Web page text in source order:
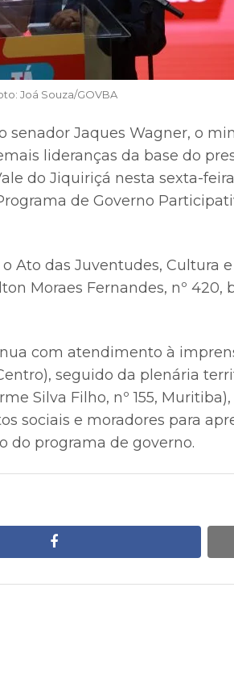
Joá Souza/GOVBA
senador Jaques Wagner, o
lideranças da base do
do Jiquiriçá nesta sexta-
de Governo
Ato das Juventudes, Cultura
Moraes Fernandes, nº 420,
com atendimento à
seguido da plenária
Silva Filho, nº 155,
sociais e moradores para
do programa de governo.
facebook